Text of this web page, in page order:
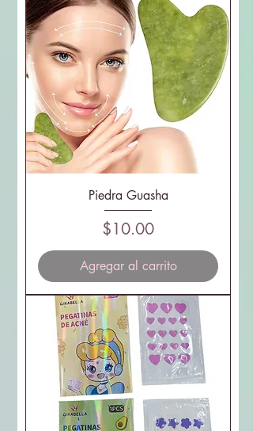
Piedra Guasha
Precio
$10.00
Agregar al carrito